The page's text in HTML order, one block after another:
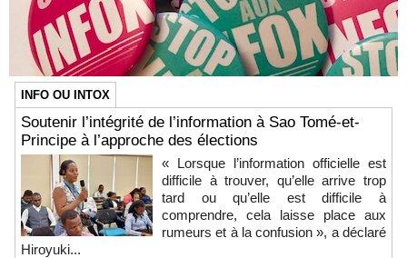
INFO OU INTOX
Soutenir l’intégrité de l’information à Sao Tomé-et-
Principe à l’approche des élections
« Lorsque l’information officielle est
difficile à trouver, qu’elle arrive trop
tard ou qu’elle est difficile à
comprendre, cela laisse place aux
rumeurs et à la confusion », a déclaré
Hiroyuki...